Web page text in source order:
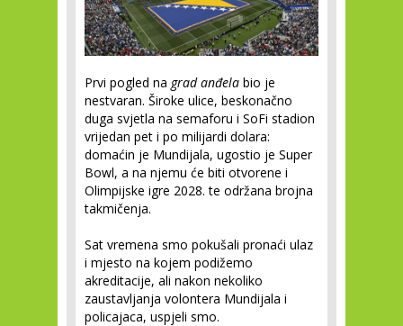
Prvi pogled na grad anđela bio je
nestvaran. Široke ulice, beskonačno
duga svjetla na semaforu i SoFi stadion
vrijedan pet i po milijardi dolara:
domaćin je Mundijala, ugostio je Super
Bowl, a na njemu će biti otvorene i
Olimpijske igre 2028. te održana brojna
takmičenja.
Sat vremena smo pokušali pronaći ulaz
i mjesto na kojem podižemo
akreditacije, ali nakon nekoliko
zaustavljanja volontera Mundijala i
policajaca, uspjeli smo.